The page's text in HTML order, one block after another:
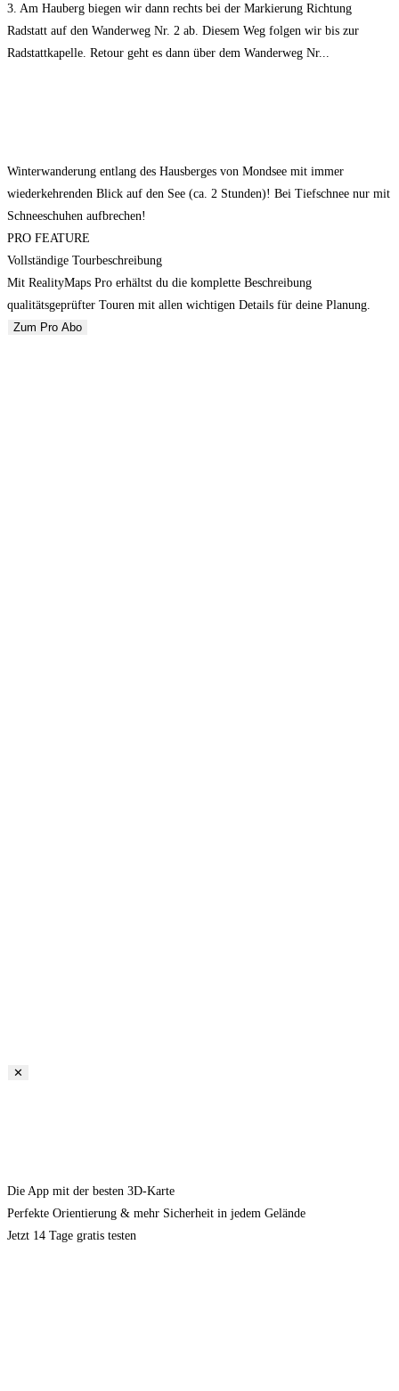
3. Am Hauberg biegen wir dann rechts bei der Markierung Richtung
Radstatt auf den Wanderweg Nr. 2 ab. Diesem Weg folgen wir bis zur
Radstattkapelle. Retour geht es dann über dem Wanderweg Nr...
Winterwanderung entlang des Hausberges von Mondsee mit immer
wiederkehrenden Blick auf den See (ca. 2 Stunden)! Bei Tiefschnee nur mit
Schneeschuhen aufbrechen!
PRO FEATURE
Vollständige Tourbeschreibung
Mit RealityMaps Pro erhältst du die komplette Beschreibung
qualitätsgeprüfter Touren mit allen wichtigen Details für deine Planung.
Zum Pro Abo
✕
Die App mit der besten 3D-Karte
Perfekte Orientierung & mehr Sicherheit in jedem Gelände
Jetzt 14 Tage gratis testen